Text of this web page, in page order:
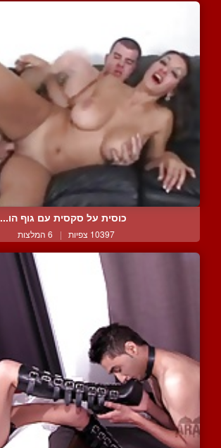
כוסית על סקסית עם גוף הו...
10397 צפיות | 6 המלצות